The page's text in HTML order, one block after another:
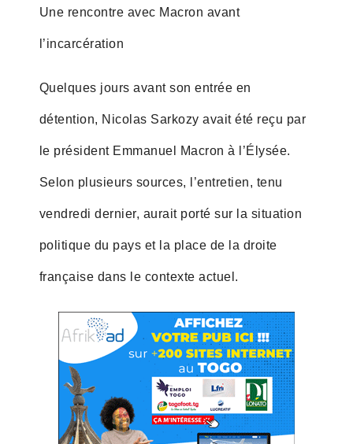
Une rencontre avec Macron avant
l’incarcération
Quelques jours avant son entrée en
détention, Nicolas Sarkozy avait été reçu par
le président Emmanuel Macron à l’Élysée.
Selon plusieurs sources, l’entretien, tenu
vendredi dernier, aurait porté sur la situation
politique du pays et la place de la droite
française dans le contexte actuel.